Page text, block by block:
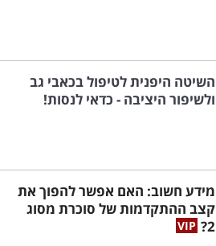
השיטה היפנית לטיפול בכאבי גב
ולשיפור היציבה - כדאי לנסות!
מידע חשוב: האם אפשר להפוך את
קצב ההתקדמות של סוכרת מסוג
2?